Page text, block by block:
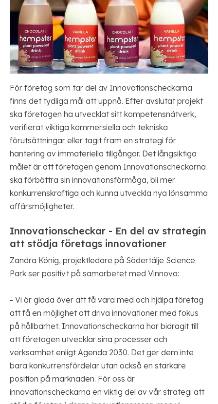
För företag som tar del av Innovationscheckarna
finns det tydliga mål att uppnå. Efter avslutat projekt
ska företagen ha utvecklat sitt kompetensnätverk,
verifierat viktiga kommersiella och tekniska
förutsättningar eller tagit fram en strategi för
hantering av immateriella tillgångar. Det långsiktiga
målet är att företagen genom Innovationscheckarna
ska förbättra sin innovationsförmåga, bli mer
konkurrenskraftiga och kunna utveckla nya lönsamma
affärsmöjligheter.
Innovationscheckar - En del av strategin
att stödja företags innovationer
Zandra König, projektledare på Södertälje Science
Park ser positivt på samarbetet med Vinnova:
- Vi är glada över att få vara med och hjälpa företag
att få en möjlighet att driva innovationer med fokus
på hållbarhet. Innovationscheckarna har bidragit till
att företagen utvecklar sina processer och
verksamhet enligt Agenda 2030. Det ger dem inte
bara konkurrensfördelar utan också en starkare
position på marknaden. För oss är
innovationscheckarna en viktig del av vår strategi att